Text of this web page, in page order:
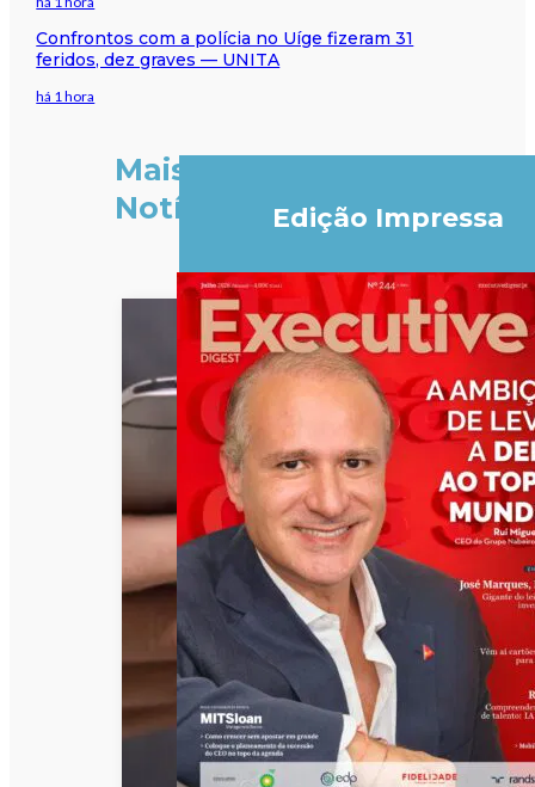
Confrontos com a polícia no Uíge fizeram 31
feridos, dez graves — UNITA
há 1 hora
Mais
Notícias
Edição Impressa